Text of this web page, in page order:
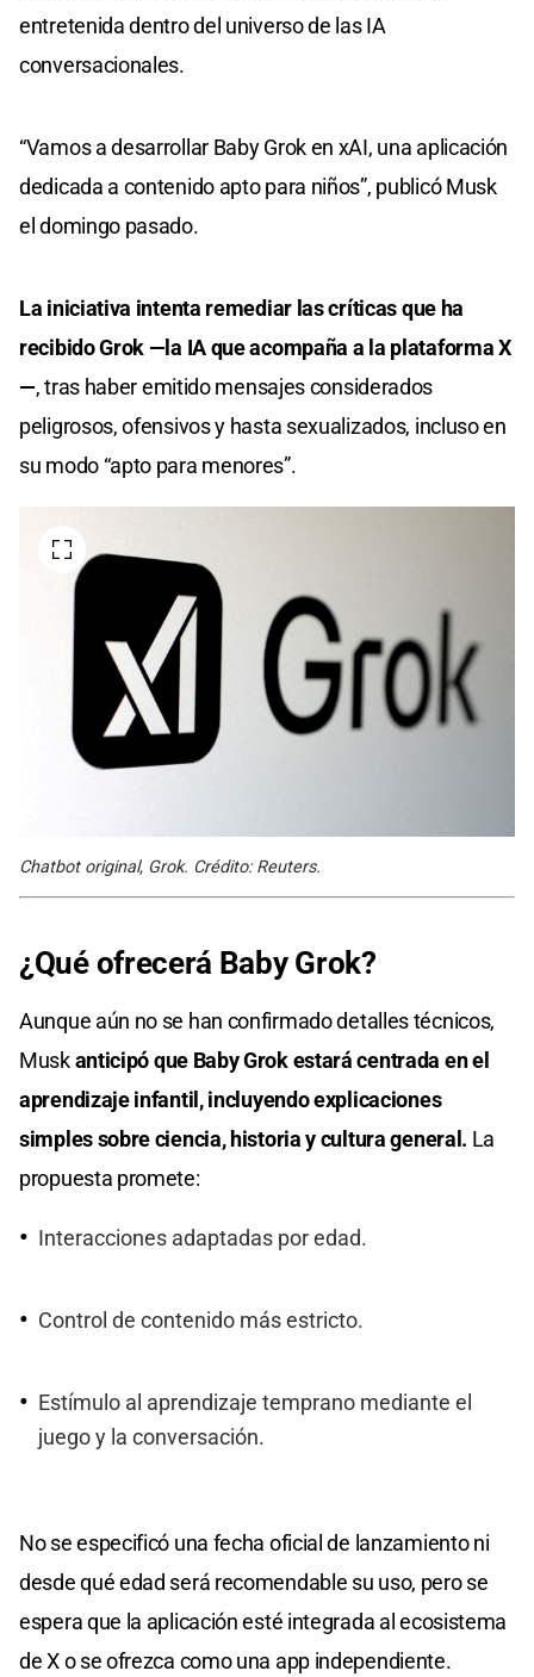
entretenida dentro del universo de las IA
conversacionales.
“Vamos a desarrollar Baby Grok en xAI, una aplicación
dedicada a contenido apto para niños”, publicó Musk
el domingo pasado.
La iniciativa intenta remediar las críticas que ha
recibido Grok —la IA que acompaña a la plataforma X
—, tras haber emitido mensajes considerados
peligrosos, ofensivos y hasta sexualizados, incluso en
su modo “apto para menores”.
Chatbot original, Grok. Crédito: Reuters.
¿Qué ofrecerá Baby Grok?
Aunque aún no se han confirmado detalles técnicos,
Muskanticipó que Baby Grok estará centrada en el
aprendizaje infantil, incluyendo explicaciones
simples sobre ciencia, historia y cultura general. La
propuesta promete:
Interacciones adaptadas por edad.
Control de contenido más estricto.
Estímulo al aprendizaje temprano mediante el
juego y la conversación.
No se especificó una fecha oficial de lanzamiento ni
desde qué edad será recomendable su uso, pero se
espera que la aplicación esté integrada al ecosistema
de X o se ofrezca como una app independiente.